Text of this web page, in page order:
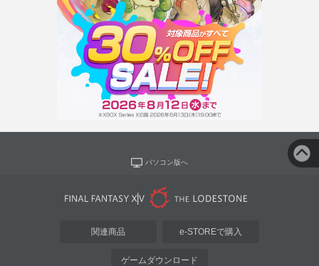
パソコン版へ
関連商品 e-STOREで購入
ゲームダウンロード